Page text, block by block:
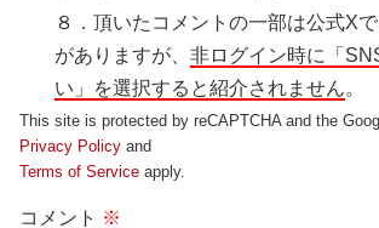
８．頂いたコメントの一部は公式X
がありますが、非ログイン時に「
い」を選択すると紹介されません。
This site is protected by reCAPTCHA and the
Privacy Policy and
Terms of Service apply.
コメント ※